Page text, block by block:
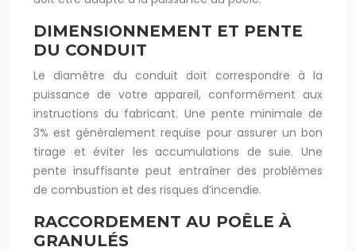
DIMENSIONNEMENT ET PENTE
DU CONDUIT
Le diamètre du conduit doit correspondre à la
puissance de votre appareil, conformément aux
instructions du fabricant. Une pente minimale de
3% est généralement requise pour assurer un bon
tirage et éviter les accumulations de suie. Une
pente insuffisante peut entraîner des problèmes
de combustion et des risques d’incendie.
RACCORDEMENT AU POÊLE À
GRANULÉS